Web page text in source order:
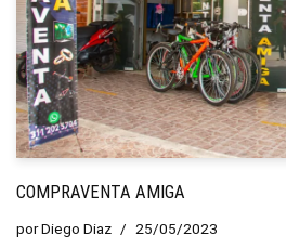
COMPRAVENTA AMIGA
porDiego Diaz 25/05/2023